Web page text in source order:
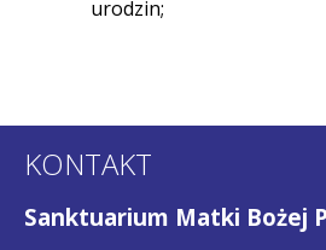
urodzin;
KONTAKT
Sanktuarium Matki Bożej